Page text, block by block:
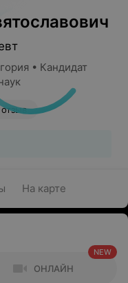
• Кандидат
отзыв
На карте
ОНЛАЙН
NEW